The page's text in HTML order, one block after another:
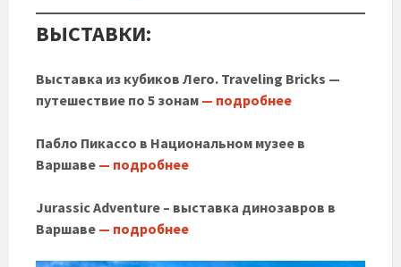
ВЫСТАВКИ:
Выставка из кубиков Лего. Traveling Bricks —
путешествие по 5 зонам — подробнее
Пабло Пикассо в Национальном музее в
Варшаве — подробнее
Jurassic Adventure – выставка динозавров в
Варшаве — подробнее